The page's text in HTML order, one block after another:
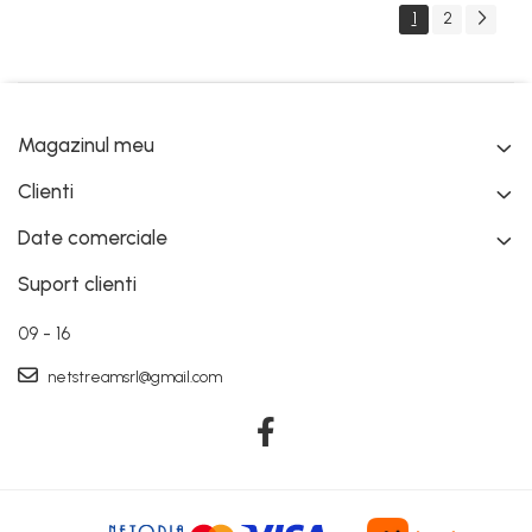
1 2
Magazinul meu
Clienti
Date comerciale
Suport clienti
09 - 16
netstreamsrl@gmail.com